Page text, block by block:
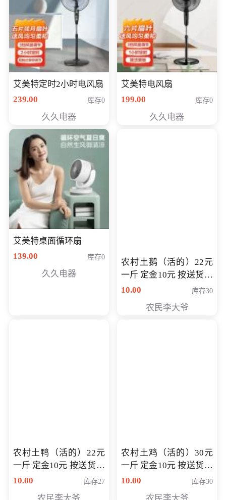
艾美特定时2小时电风扇
239.00
库存0
久久电器
艾美特电风扇
199.00
库存0
久久电器
艾美特桌面循环扇
139.00
库存0
久久电器
农村土鹅（活的）22元
一斤 定金10元 按送货交
付时秤重计算货款 定金
10.00 库存30
农民李大爷
农村土鸭（活的）22元
一斤 定金10元 按送货交
付时秤重计算货款 定金
10.00 库存27
农村土鸡（活的）30元
一斤 定金10元 按送货交
付时秤重计算货款 定金
10.00 库存30